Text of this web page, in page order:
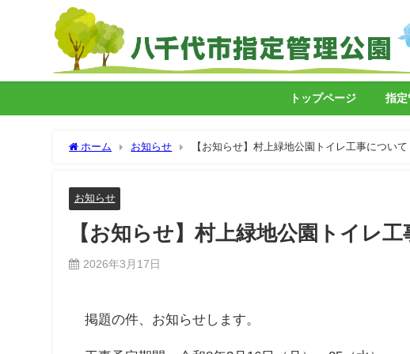
トップページ 指定
ホーム お知らせ 【お知らせ】村上緑地公園トイレ工事について
お知らせ
【お知らせ】村上緑地公園トイレ
2026年3月17日
掲題の件、お知らせします。